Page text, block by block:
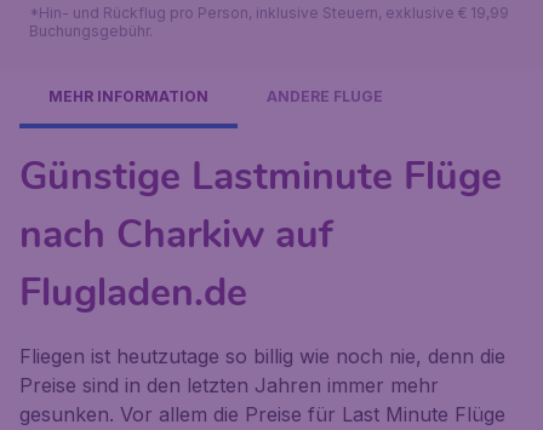
*Hin- und Rückflug pro Person, inklusive Steuern, exklusive € 19,99
Buchungsgebühr.
MEHR INFORMATION ANDERE FLÜGE
Günstige Lastminute Flüge
nach Charkiw auf
Flugladen.de
Fliegen ist heutzutage so billig wie noch nie, denn die
Preise sind in den letzten Jahren immer mehr
gesunken. Vor allem die Preise für Last Minute Flüge